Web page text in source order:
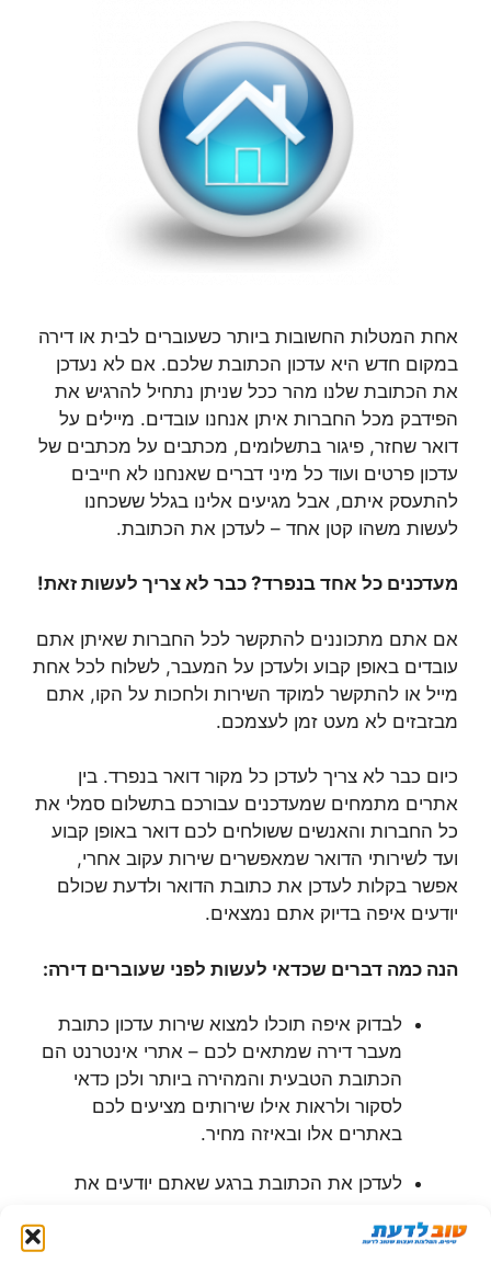
אחת המטלות החשובות ביותר כשעוברים לבית או דירה
במקום חדש היא עדכון הכתובת שלכם. אם לא נעדכן
את הכתובת שלנו מהר ככל שניתן נתחיל להרגיש את
הפידבק מכל החברות איתן אנחנו עובדים. מיילים על
דואר שחזר, פיגור בתשלומים, מכתבים על מכתבים של
עדכון פרטים ועוד כל מיני דברים שאנחנו לא חייבים
להתעסק איתם, אבל מגיעים אלינו בגלל ששכחנו
לעשות משהו קטן אחד – לעדכן את הכתובת.
מעדכנים כל אחד בנפרד? כבר לא צריך לעשות זאת!
אם אתם מתכוננים להתקשר לכל החברות שאיתן אתם
עובדים באופן קבוע ולעדכן על המעבר, לשלוח לכל אחת
מייל או להתקשר למוקד השירות ולחכות על הקו, אתם
מבזבזים לא מעט זמן לעצמכם.
כיום כבר לא צריך לעדכן כל מקור דואר בנפרד. בין
אתרים מתמחים שמעדכנים עבורכם בתשלום סמלי את
כל החברות והאנשים ששולחים לכם דואר באופן קבוע
ועד לשירותי הדואר שמאפשרים שירות עקוב אחרי,
אפשר בקלות לעדכן את כתובת הדואר ולדעת שכולם
יודעים איפה בדיוק אתם נמצאים.
הנה כמה דברים שכדאי לעשות לפני שעוברים דירה:
לבדוק איפה תוכלו למצוא שירות עדכון כתובת
מעבר דירה שמתאים לכם – אתרי אינטרנט הם
הכתובת הטבעית והמהירה ביותר ולכן כדאי
לסקור ולראות אילו שירותים מציעים לכם
באתרים אלו ובאיזה מחיר.
לעדכן את הכתובת ברגע שאתם יודעים את